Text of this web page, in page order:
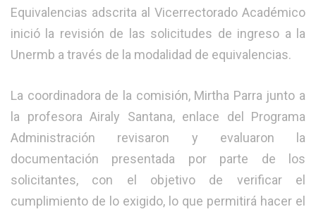
Equivalencias adscrita al Vicerrectorado Académico
inició la revisión de las solicitudes de ingreso a la
Unermb a través de la modalidad de equivalencias.
La coordinadora de la comisión, Mirtha Parra junto a
la profesora Airaly Santana, enlace del Programa
Administración revisaron y evaluaron la
documentación presentada por parte de los
solicitantes, con el objetivo de verificar el
cumplimiento de lo exigido, lo que permitirá hacer el